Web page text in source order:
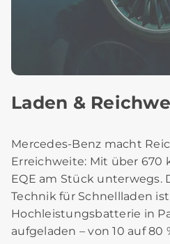
Laden &
Mercedes-Benz macht
Erreichweite: Mit über 670
EQE am Stück unterwegs.
Technik für Schnellladen
Hochleistungsbatterie in
aufgeladen – von 10 auf 80